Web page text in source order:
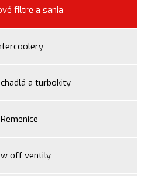
filtre a sania
a turbokity
Remenice
off ventily